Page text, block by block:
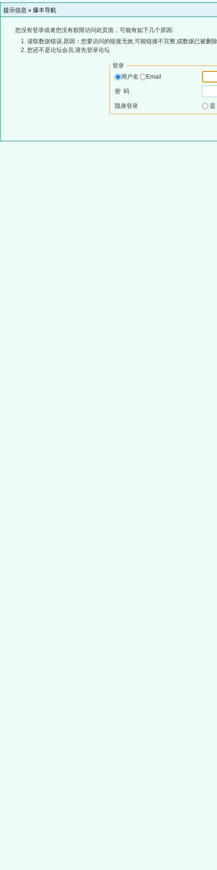
提示信息 » 爆丰导航
您没有登录或者您没有权限访问此页面，可能有如下几个原因:
读取数据错误,原因：您要访问的链接无效,可能链接不完整,或数据已被删
您还不是论坛会员,请先登录论坛
登录
用户名
Email
密 码
隐身登录